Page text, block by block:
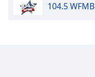
104.5 WFMB